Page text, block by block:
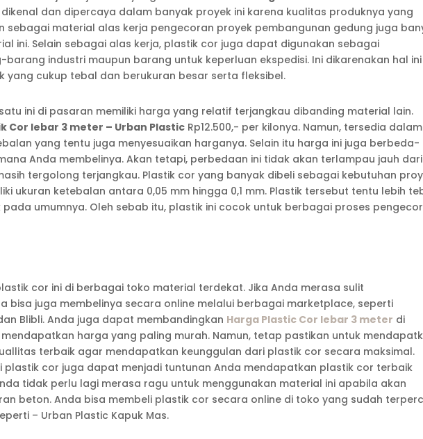
dan dipercaya dalam banyak proyek ini karena kualitas produknya yang
sebagai material alas kerja pengecoran proyek pembangunan gedung juga
ini. Selain sebagai alas kerja, plastik cor juga dapat digunakan sebagai
industri maupun barang untuk keperluan ekspedisi. Ini dikarenakan hal ini
yang cukup tebal dan berukuran besar serta fleksibel.
ini di pasaran memiliki harga yang relatif terjangkau dibanding material lain.
Cor lebar 3 meter – Urban Plastic Rp12.500,- per kilonya. Namun, tersedia dalam
yang tentu juga menyesuaikan harganya. Selain itu harga ini juga berbeda-
Anda membelinya. Akan tetapi, perbedaan ini tidak akan terlampau jauh dari
tergolong terjangkau. Plastik cor yang banyak dibeli sebagai kebutuhan
ukuran ketebalan antara 0,05 mm hingga 0,1 mm. Plastik tersebut tentu lebih
umumnya. Oleh sebab itu, plastik ini cocok untuk berbagai proses
cor ini di berbagai toko material terdekat. Jika Anda merasa sulit
bisa juga membelinya secara online melalui berbagai marketplace, seperti
Blibli. Anda juga dapat membandingkan Harga Plastic Cor lebar 3 meter di
harga yang paling murah. Namun, tetap pastikan untuk
terbaik agar mendapatkan keunggulan dari plastik cor secara maksimal.
plastik cor juga dapat menjadi tuntunan Anda mendapatkan plastik cor terbaik
tidak perlu lagi merasa ragu untuk menggunakan material ini apabila akan
beton. Anda bisa membeli plastik cor secara online di toko yang sudah
– Urban Plastic Kapuk Mas.